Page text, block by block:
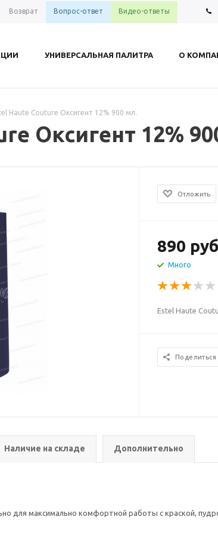
Возврат Вопрос-ответ Видео-ответы
УНИВЕРСАЛЬНАЯ ПАЛИТРА О
Haute Couture Оксигент 12% 900 мл.
Оксигент 12%
Отложить
890
Много
Estel Haute
Поделиться
Наличие на складе Дополнительно
для максимально комфортной работы с краской,